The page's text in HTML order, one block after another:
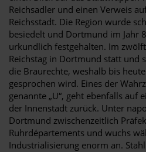
Reichsadler und einen Verweis
Reichsstadt. Die Region wurde
besiedelt und Dortmund im Jahr
urkundlich festgehalten. Im
Reichstag in Dortmund statt und
die Braurechte, weshalb bis
gesprochen wird. Eines der
genannte „U“, geht ebenfalls auf
der Innenstadt zurück. Unter
Dortmund zwischenzeitlich
Ruhrdépartements und wuchs
Industrialisierung enorm an.